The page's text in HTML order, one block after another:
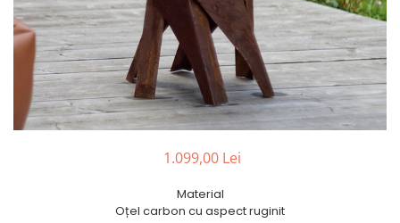
1.099,00 Lei
Material
Oțel carbon cu aspect ruginit